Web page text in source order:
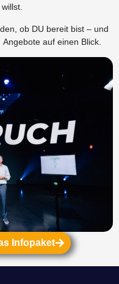
ob DU bereit bist – und
auf einen Blick.
Infopaket